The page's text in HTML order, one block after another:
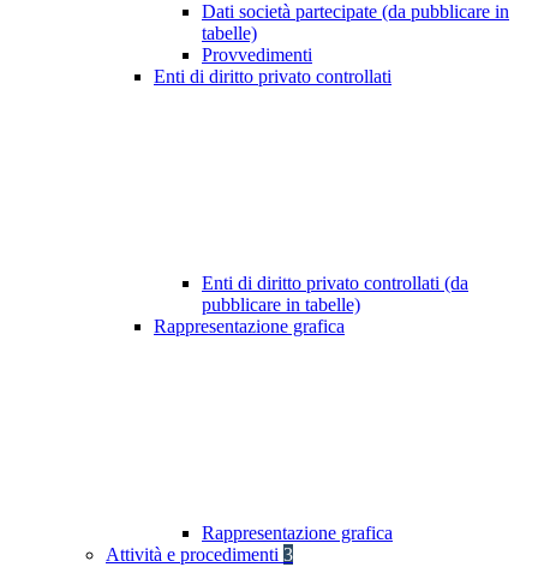
Dati società partecipate (da pubblicare in
tabelle)
Provvedimenti
Enti di diritto privato controllati
Enti di diritto privato controllati (da
pubblicare in tabelle)
Rappresentazione grafica
Rappresentazione grafica
Attività e procedimenti 3